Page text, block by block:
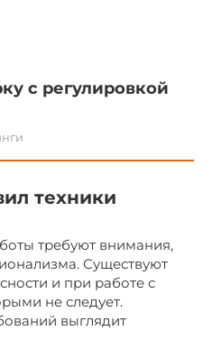
с регулировкой
техники
требуют внимания,
Существуют
и при работе с
не следует.
выглядит